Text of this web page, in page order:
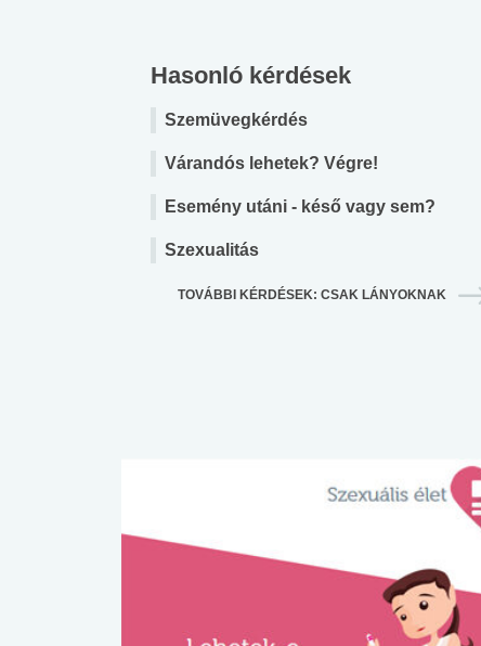
Hasonló kérdések
Szemüvegkérdés
Várandós lehetek? Végre!
Esemény utáni - késő vagy sem?
Szexualitás
TOVÁBBI KÉRDÉSEK: CSAK LÁNYOKNAK